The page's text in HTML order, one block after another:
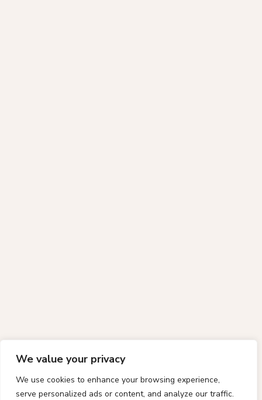
We value your privacy
We use cookies to enhance your browsing experience,
serve personalized ads or content, and analyze our traffic.